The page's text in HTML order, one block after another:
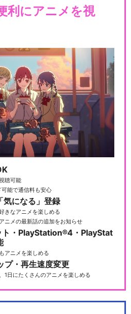
利にアニメを視
聴可能
能で通信料も安心
気になる」登録
きなアニメを楽しめる
ニメの最新話の追加をお知らせ
ト・PlayStation®4・PlayStat
アニメを楽しめる
プ・再生速度変更
1日にたくさんのアニメを楽しめる